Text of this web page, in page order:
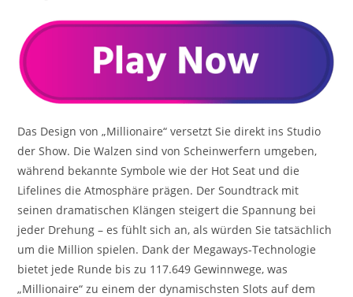
Das Design von „Millionaire“ versetzt Sie direkt ins Studio
der Show. Die Walzen sind von Scheinwerfern umgeben,
während bekannte Symbole wie der Hot Seat und die
Lifelines die Atmosphäre prägen. Der Soundtrack mit
seinen dramatischen Klängen steigert die Spannung bei
jeder Drehung – es fühlt sich an, als würden Sie tatsächlich
um die Million spielen. Dank der Megaways-Technologie
bietet jede Runde bis zu 117.649 Gewinnwege, was
„Millionaire“ zu einem der dynamischsten Slots auf dem